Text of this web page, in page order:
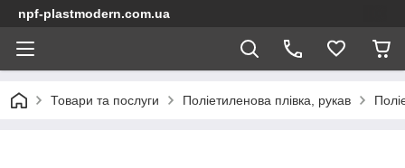
npf-plastmodern.com.ua
Товари та послуги Поліетиленова плівка, рукав